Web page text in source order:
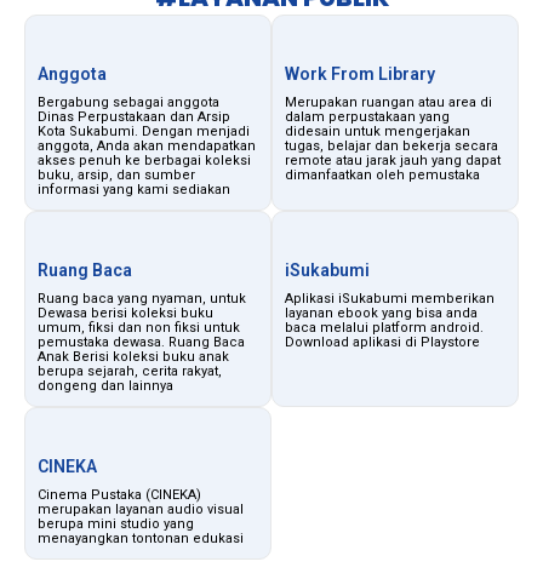
Anggota
Bergabung sebagai anggota
Dinas Perpustakaan dan Arsip
Kota Sukabumi. Dengan menjadi
anggota, Anda akan mendapatkan
akses penuh ke berbagai koleksi
buku, arsip, dan sumber
informasi yang kami sediakan
Work From Library
Merupakan ruangan atau area di
dalam perpustakaan yang
didesain untuk mengerjakan
tugas, belajar dan bekerja secara
remote atau jarak jauh yang dapat
dimanfaatkan oleh pemustaka
Ruang Baca
Ruang baca yang nyaman, untuk
Dewasa berisi koleksi buku
umum, fiksi dan non fiksi untuk
pemustaka dewasa. Ruang Baca
Anak Berisi koleksi buku anak
berupa sejarah, cerita rakyat,
dongeng dan lainnya
iSukabumi
Aplikasi iSukabumi memberikan
layanan ebook yang bisa anda
baca melalui platform android.
Download aplikasi di Playstore
CINEKA
Cinema Pustaka (CINEKA)
merupakan layanan audio visual
berupa mini studio yang
menayangkan tontonan edukasi